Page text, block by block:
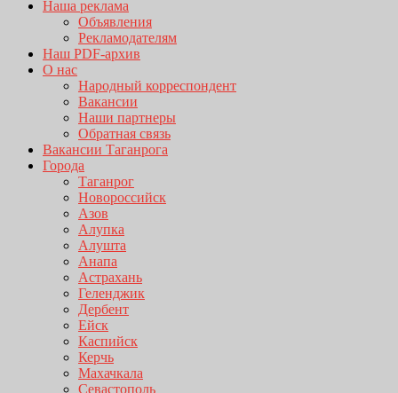
Наша реклама
Объявления
Рекламодателям
Наш PDF-архив
О нас
Народный корреспондент
Вакансии
Наши партнеры
Обратная связь
Вакансии Таганрога
Города
Таганрог
Новороссийск
Азов
Алупка
Алушта
Анапа
Астрахань
Геленджик
Дербент
Ейск
Каспийск
Керчь
Махачкала
Севастополь